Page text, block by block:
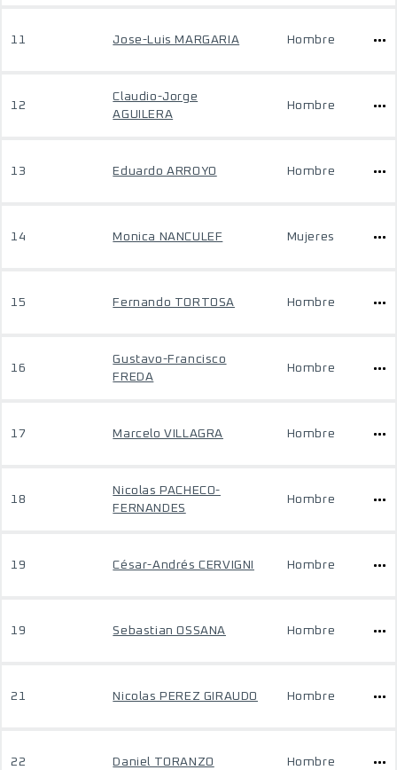
11 Jose-Luis MARGARIA Hombre
12
Claudio-Jorge
AGUILERA
Hombre
13 Eduardo ARROYO Hombre
14 Monica NANCULEF Mujeres
15 Fernando TORTOSA Hombre
16
Gustavo-Francisco
FREDA
Hombre
17 Marcelo VILLAGRA Hombre
18
Nicolas PACHECO-
FERNANDES
Hombre
19 César-Andrés CERVIGNI Hombre
19 Sebastian OSSANA Hombre
21 Nicolas PEREZ GIRAUDO Hombre
22 Daniel TORANZO Hombre